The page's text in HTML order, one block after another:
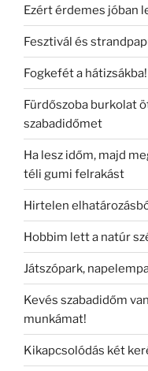
Ezért érdemes jóban
Fesztivál és
Fogkefét a hátizsákba!
Fürdőszoba burkolat
szabadidőmet
Ha lesz időm, majd
téli gumi felrakást
Hirtelen
Hobbim lett a natúr
Játszópark,
Kevés szabadidőm
munkámat!
Kikapcsolódás két